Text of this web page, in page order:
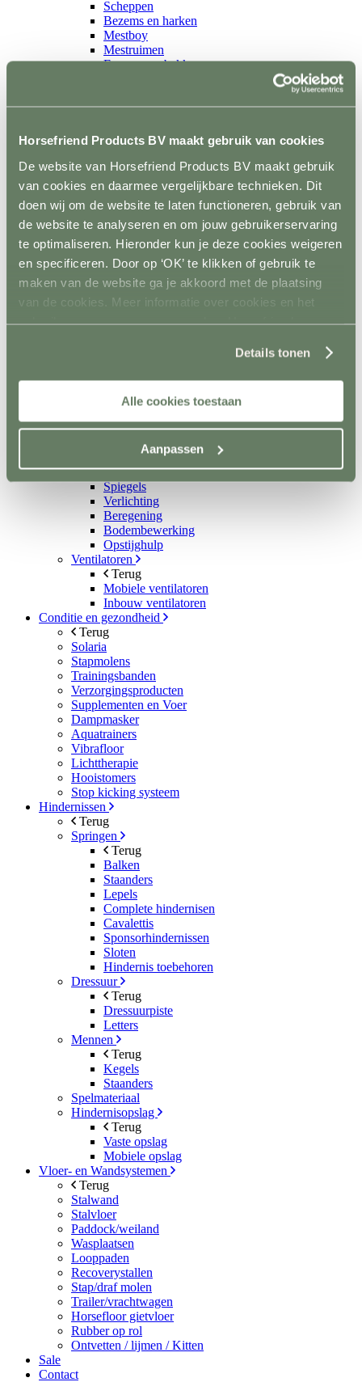
Horsefriend Products BV maakt gebruik van cookies
De website van Horsefriend Products BV maakt gebruik
van cookies en daarmee vergelijkbare technieken. Dit
doen wij om de website te laten functioneren, gebruik van
de website te analyseren en om jouw gebruikerservaring
te optimaliseren. Hieronder kun je deze cookies weigeren
en specificeren. Door op ‘OK’ te klikken of gebruik te
maken van de website ga je akkoord met de plaatsing
van de cookies. Meer informatie over cookies en het
gebruik van persoonsgegevens door Horsefriend
Details tonen
Alle cookies toestaan
Aanpassen
Scheppen
Bezems en harken
Mestboy
Mestruimen
Emmers en bakken
Terug
Vloer
Sloten en accessoires
Voerkamer
Terug
Voeropslag
Hooistomers
Voerscheppen
Terug
Automatische bestrijding
Biologische bestrijding
Weide en Paddock
Ruiven
Drinkbakken en watervaten
Rijhal / Rijbak
Wandafwerking
Spiegels
Verlichting
Beregening
Bodembewerking
Opstijghulp
Ventilatoren
Terug
Mobiele ventilatoren
Inbouw ventilatoren
Conditie en gezondheid
Terug
Solaria
Stapmolens
Trainingsbanden
Verzorgingsproducten
Supplementen en Voer
Dampmasker
Aquatrainers
Vibrafloor
Lichttherapie
Hooistomers
Stop kicking systeem
Hindernissen
Terug
Springen
Terug
Balken
Staanders
Lepels
Complete hindernisen
Cavalettis
Sponsorhindernissen
Sloten
Hindernis toebehoren
Dressuur
Terug
Dressuurpiste
Letters
Mennen
Terug
Kegels
Staanders
Spelmateriaal
Hindernisopslag
Terug
Vaste opslag
Mobiele opslag
Vloer- en Wandsystemen
Terug
Stalwand
Stalvloer
Paddock/weiland
Wasplaatsen
Looppaden
Recoverystallen
Stap/draf molen
Trailer/vrachtwagen
Horsefloor gietvloer
Rubber op rol
Ontvetten / lijmen / Kitten
Sale
Contact